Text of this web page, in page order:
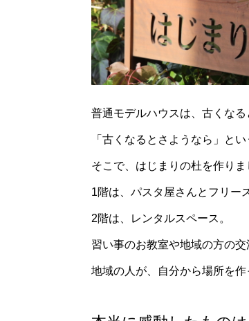
普通モデルハウスは、古くなる
「古くなるとさようなら」と
そこで、はじまりの杜を作りま
1階は、パスタ屋さんとフリー
2階は、レンタルスペース。
習い事のお教室や地域の方の
地域の人が、自分から場所を